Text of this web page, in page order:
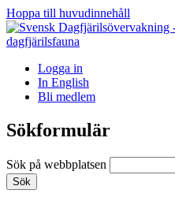
Hoppa till huvudinnehåll
Logga in
In English
Bli medlem
Sökformulär
Sök på webbplatsen